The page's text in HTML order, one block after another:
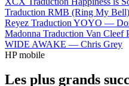
Traduction RMB (Ring My
Reyez Traduction YOYO —
Madonna Traduction Van
WIDE AWAKE — Chris Grey
HP mobile
Les plus grands